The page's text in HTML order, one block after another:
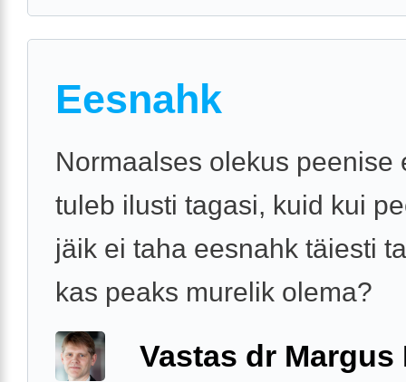
Eesnahk
Normaalses olekus peenise
tuleb ilusti tagasi, kuid kui
jäik ei taha eesnahk täiesti
kas peaks murelik olema?
Vastas dr Margus